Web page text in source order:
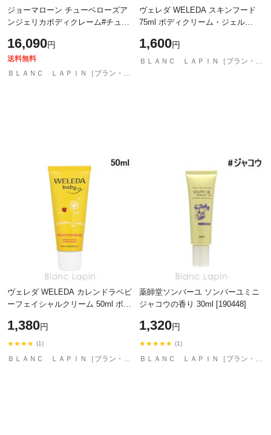
ジョーマローン チューベローズア
ンジェリカボディクレーム#チュー
ローズ アンジェリカ ) 200ml
[131303
16,090円
送料無料
ＢＬＡＮＣ ＬＡＰＩＮ［ブラン・ラパン］
ヴェレダ WELEDA スキンフード
75ml ボディクリーム・ジェル
1,600円
ＢＬＡＮＣ ＬＡＰＩＮ［ブラン・ラパン］
ヴェレダ WELEDA カレンドラベビ
ーフェイシャルクリーム 50ml ボデ
[523158/152238/096614/088169]
1,380円
★★★★ (1)
ＢＬＡＮＣ ＬＡＰＩＮ［ブラン・ラパン］
薬師堂ソンバーユ ソンバーユミニ
ジャコウの香り 30ml [190448]
1,320円
★★★★★ (1)
ＢＬＡＮＣ ＬＡＰＩＮ［ブラン・ラパン］